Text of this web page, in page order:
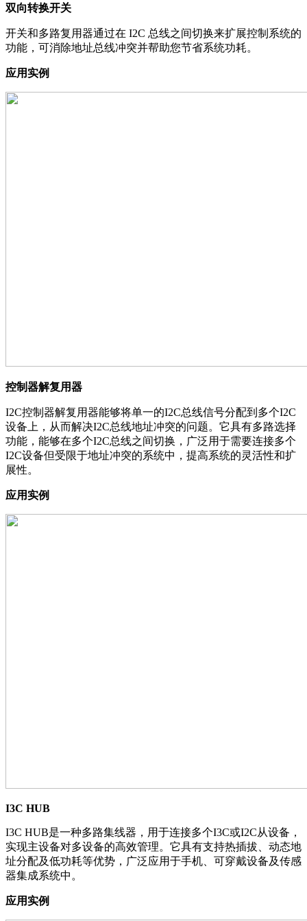
双向转换开关
开关和多路复用器通过在 I2C 总线之间切换来扩展控制系统的
功能，可消除地址总线冲突并帮助您节省系统功耗。
应用实例
控制器解复用器
I2C控制器解复用器能够将单一的I2C总线信号分配到多个I2C
设备上，从而解决I2C总线地址冲突的问题。它具有多路选择
功能，能够在多个I2C总线之间切换，广泛用于需要连接多个
I2C设备但受限于地址冲突的系统中，提高系统的灵活性和扩
展性。
应用实例
I3C HUB
I3C HUB是一种多路集线器，用于连接多个I3C或I2C从设备，
实现主设备对多设备的高效管理。它具有支持热插拔、动态地
址分配及低功耗等优势，广泛应用于手机、可穿戴设备及传感
器集成系统中。
应用实例